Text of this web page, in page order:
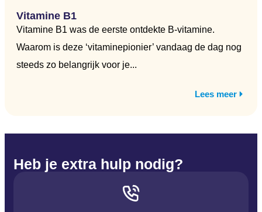
Vitamine B1
Vitamine B1 was de eerste ontdekte B-vitamine.
Waarom is deze ‘vitaminepionier’ vandaag de dag nog
steeds zo belangrijk voor je...
Lees meer
Heb je extra hulp nodig?